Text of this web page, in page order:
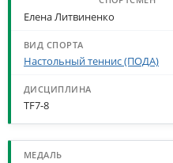
Елена Литвиненко
Настольный теннис (ПОДА)
TF7-8